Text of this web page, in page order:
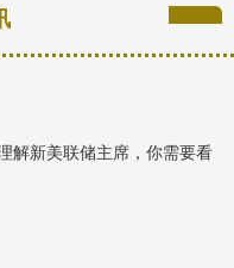
解新美联储主席，你需要看